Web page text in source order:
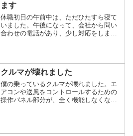
ます
休職初日の午前中は、ただひたすら寝て
いました。午後になって、会社から問い
合わせの電話があり、少し対応をしまし
方を変えてみた方が良いの...
クルマが壊れました
僕の乗っているクルマが壊れました。エ
アコンや送風をコントロールするための
操作パネル部分が、全く機能しなくなり
僕のクルマは中古車で、...